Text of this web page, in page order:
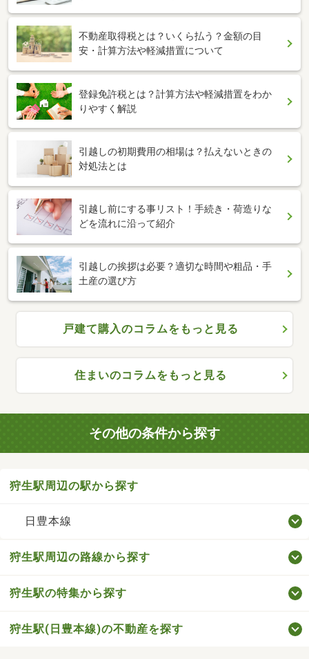
不動産取得税とは？いくら払う？金額の目
安・計算方法や軽減措置について
登録免許税とは？計算方法や軽減措置をわか
りやすく解説
引越しの初期費用の相場は？払えないときの
対処法とは
引越し前にする事リスト！手続き・荷造りな
どを流れに沿って紹介
引越しの挨拶は必要？適切な時間や粗品・手
土産の選び方
戸建て購入のコラムをもっと見る
住まいのコラムをもっと見る
その他の条件から探す
狩生駅周辺の駅から探す
日豊本線
狩生駅周辺の路線から探す
狩生駅の特集から探す
狩生駅(日豊本線)の不動産を探す